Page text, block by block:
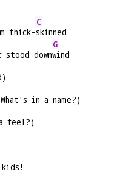
thick-
C
skinned
down
G
wind
in a name?)
feel?)